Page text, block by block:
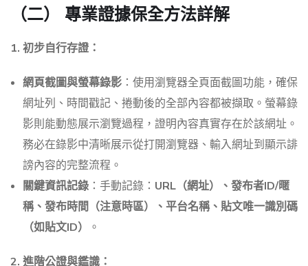
（二） 專業證據保全方法詳解
1. 初步自行存證：
網頁截圖與螢幕錄影 ：使用瀏覽器全頁面截圖功能，確保
網址列、時間戳記、捲動後的全部內容都被擷取。螢幕錄
影則能動態展示瀏覽過程，證明內容真實存在於該網址。
務必在錄影中清晰展示從打開瀏覽器、輸入網址到顯示誹
謗內容的完整流程。
關鍵資訊記錄 ：手動記錄： URL（網址）、發布者ID/暱
稱、發布時間（注意時區）、平台名稱、貼文唯一識別碼
（如貼文ID）
。
2. 進階公證與鑑識：